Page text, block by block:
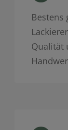
Bestens
Qualität